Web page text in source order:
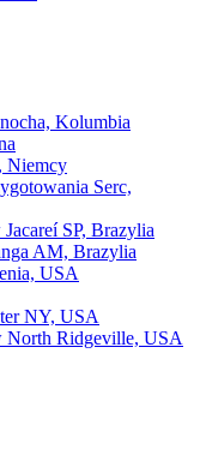
Kolumbia
Niemcy
Serc,
SP, Brazylia
AM, Brazylia
USA
NY, USA
North Ridgeville, USA